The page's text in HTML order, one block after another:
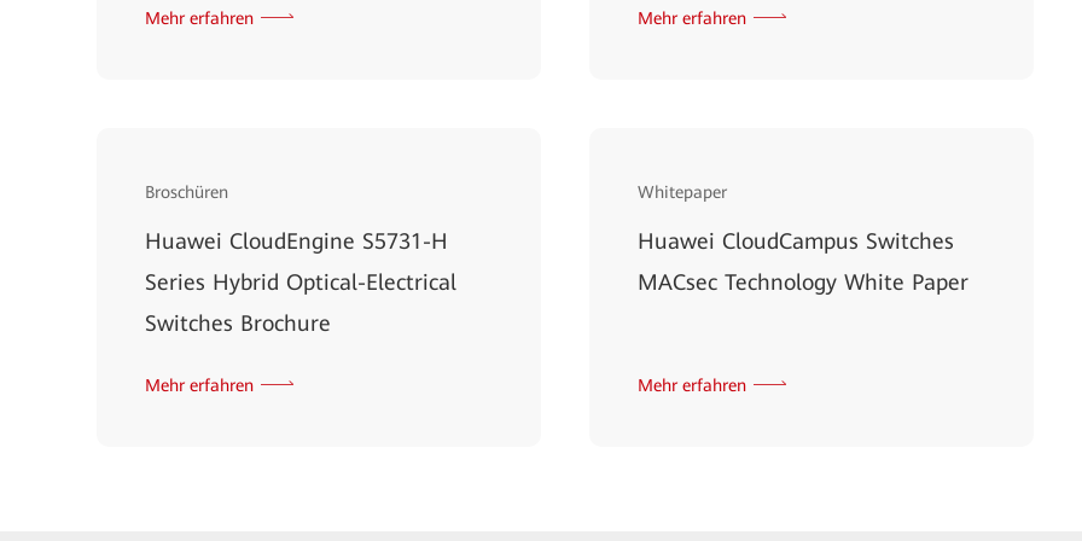
Mehr erfahren Mehr erfahren
Broschüren
Huawei CloudEngine S5731-H
Series Hybrid Optical-Electrical
Switches Brochure
Mehr erfahren
Whitepaper
Huawei CloudCampus Switches
MACsec Technology White Paper
Mehr erfahren